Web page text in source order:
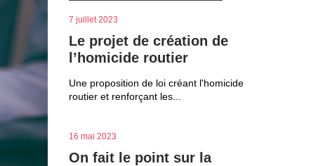
7 juillet 2023
Le projet de création de
l’homicide routier
Une proposition de loi créant l'homicide
routier et renforçant les...
16 mai 2023
On fait le point sur la